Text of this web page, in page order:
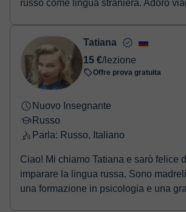
russo come lingua straniera. Adoro
Tatiana
15 €/lezione
Offre prova gratuita
Nuovo Insegnante
Russo
Parla: Russo, Italiano
Ciao! Mi chiamo Tatiana e sarò felice
imparare la lingua russa. Sono
una formazione in psicologia e una